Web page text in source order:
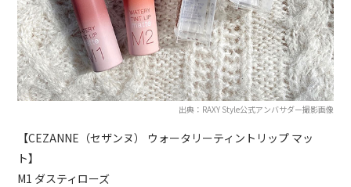
出典：RAXY Style公式アンバサダー撮影画像
【CEZANNE（セザンヌ） ウォータリーティントリップ マッ
ト】
M1 ダスティローズ